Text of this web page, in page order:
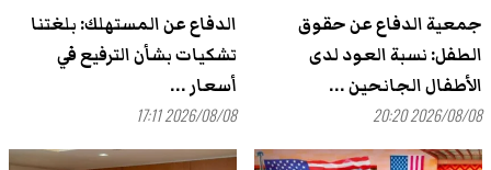
جمعية الدفاع عن حقوق
الطفل: نسبة العود لدى
الأطفال الجانحين ...
2026/08/08 20:20
الدفاع عن المستهلك: بلغتنا
تشكيات بشأن الترفيع في
أسعار ...
2026/08/08 17:11